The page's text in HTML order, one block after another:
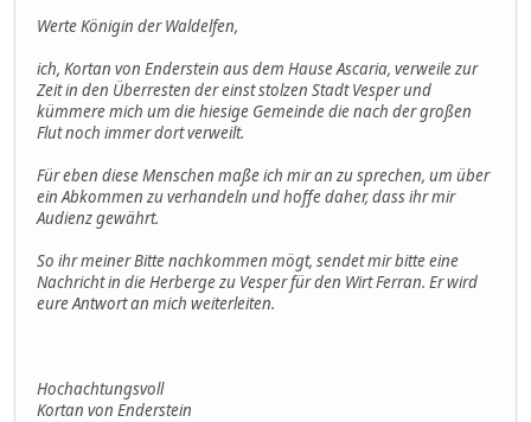
Werte Königin der Waldelfen,
ich, Kortan von Enderstein aus dem Hause Ascaria, verweile zur
Zeit in den Überresten der einst stolzen Stadt Vesper und
kümmere mich um die hiesige Gemeinde die nach der großen
Flut noch immer dort verweilt.
Für eben diese Menschen maße ich mir an zu sprechen, um über
ein Abkommen zu verhandeln und hoffe daher, dass ihr mir
Audienz gewährt.
So ihr meiner Bitte nachkommen mögt, sendet mir bitte eine
Nachricht in die Herberge zu Vesper für den Wirt Ferran. Er wird
eure Antwort an mich weiterleiten.
Hochachtungsvoll
Kortan von Enderstein